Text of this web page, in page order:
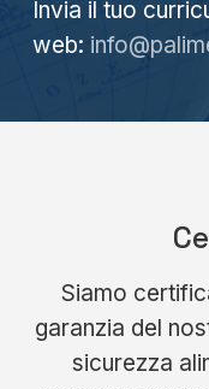
Invia il tuo
web:
Siamo
garanzia del
sicurezza